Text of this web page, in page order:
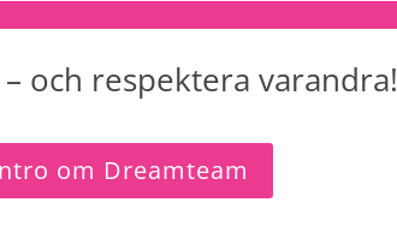
och respektera varandra!
om Dreamteam